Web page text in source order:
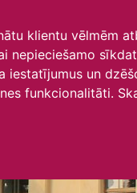
klientu vēlmēm
un
funkcionalitāti.